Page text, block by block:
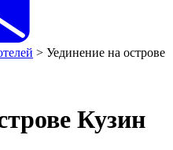
> Уединение на острове
Кузин